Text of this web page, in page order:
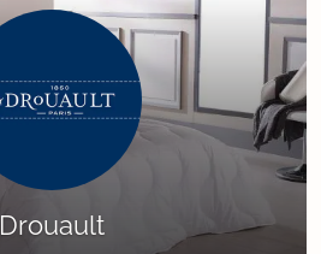
Drouault